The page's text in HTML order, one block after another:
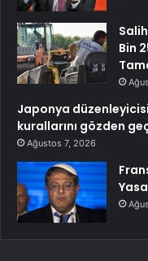
Bin
Japonya
kurallarını gözden
Ağustos 7, 2026